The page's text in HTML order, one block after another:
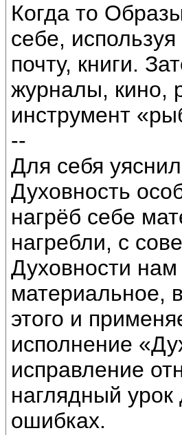
Когда то
себе,
почту, книги.
журналы, кино,
инструмент
--
Для себя
Духовность
нагрёб себе
нагребли, с
Духовности
материальное,
этого и
исполнение
исправление
наглядный
ошибках.